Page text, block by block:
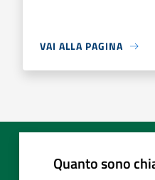
VAI ALLA PAGINA
Quanto sono